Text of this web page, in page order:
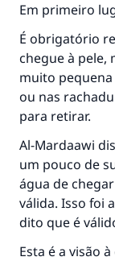
Em primeiro
É obrigatório
chegue à pele,
muito
ou nas
para retirar.
Al-Mardaawi
um pouco de
água de
válida. Isso foi
dito que é
Esta é a visão